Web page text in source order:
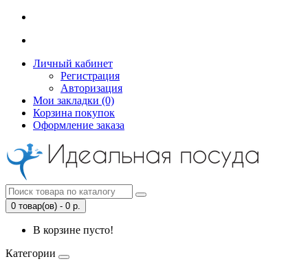
Личный кабинет
Регистрация
Авторизация
Мои закладки (0)
Корзина покупок
Оформление заказа
0 товар(ов) - 0 р.
В корзине пусто!
Категории